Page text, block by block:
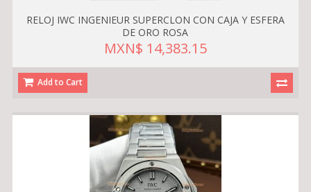
RELOJ IWC INGENIEUR SUPERCLON CON CAJA Y ESFERA
DE ORO ROSA
MXN$ 14,383.15
Add to Cart